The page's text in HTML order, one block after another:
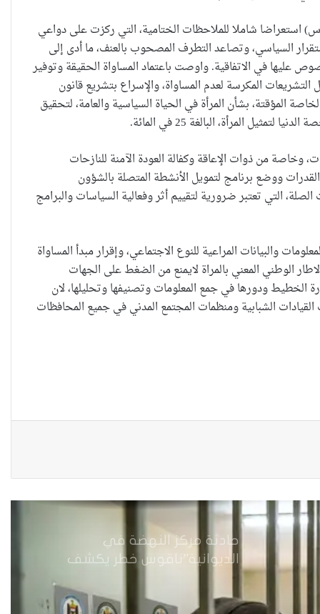
استعراضا شاملا للملاحظات الختامية، التي ركزت على دواعي
لسيطرة تنظيم داعش حتى هزيمته في عام 2017، وعدم الاستقرار السياسي، وتصاعد التطرف المصحوب بالعنف، ما أدى إلى
في الاتفاقية. واوصت باعتماد المساواة الحقيقة وتوفير
التشريعات المكرسة لعدم المساواة، والإسراع بتشريع قانون
المؤقتة، بشأن المرأة في الحياة السياسية والعامة، لتحقيق
المرأة، البالغة 25 في المائة.
وخاصة من ذوات الإعاقة وكفالة العودة الآمنة للنازحات
ووضع برنامج لتمويل الأنشطة المتصلة بالشؤون
التي تعتبر ضرورية لتقييم أثر وفعالية السياسات والبرامج
والبيانات المراعية للنوع الاجتماعي، وإقرار مبدأ المساواة
الوطني المعني بالمراة لايمنع من الضغط على الجهات
الخطيط ودورها في جمع المعلومات وتصنيفها وتحليلها، لان
الشبابية ومنظمات المجتمع المدني في جميع المحافظات
والمصلحة الانسانية
مجلس القضاء الأعلى”سردية
تُضعف الضحية وتفتح باب التبرير
للجريمة”
حين تُحاكم الضحية بعد موتها
كيف يُسَلَّع جسد المرأة في اقتصاد
حادثة مركز النهضة في
الديوانية”ناقوس خطر يكشف
احتجاز النساء بالعراق